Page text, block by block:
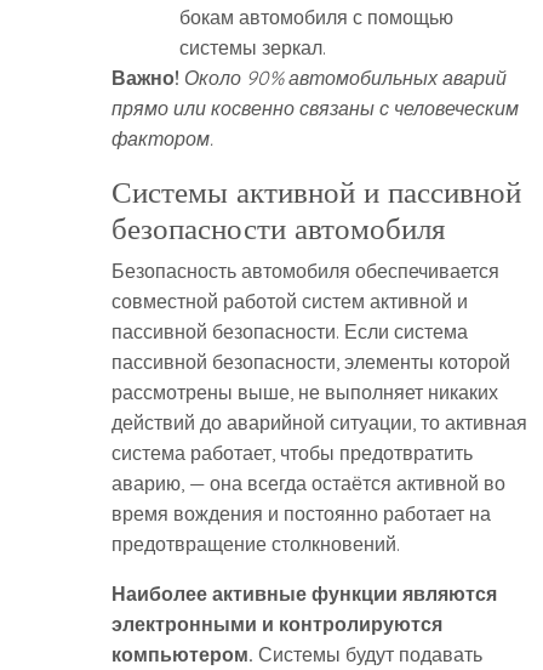
бокам автомобиля с помощью
системы зеркал.
Важно! Около 90% автомобильных аварий
прямо или косвенно связаны с человеческим
фактором.
Системы активной и пассивной
безопасности автомобиля
Безопасность автомобиля обеспечивается
совместной работой систем активной и
пассивной безопасности. Если система
пассивной безопасности, элементы которой
рассмотрены выше, не выполняет никаких
действий до аварийной ситуации, то активная
система работает, чтобы предотвратить
аварию, — она всегда остаётся активной во
время вождения и постоянно работает на
предотвращение столкновений.
Наиболее активные функции являются
электронными и контролируются
компьютером. Системы будут подавать